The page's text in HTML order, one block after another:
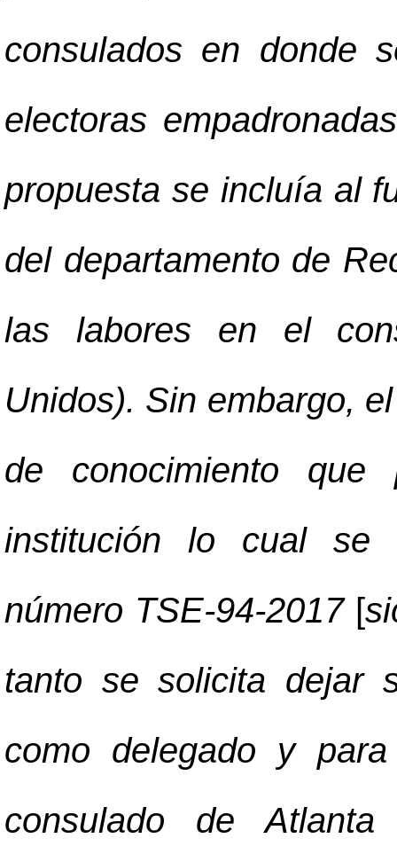
consulados en donde
electoras
propuesta se incluía al
del departamento de
las labores en el
Unidos). Sin embargo,
de conocimiento
institución lo cual se
número TSE-94-2017 [
tanto se solicita dejar
como delegado y
consulado de